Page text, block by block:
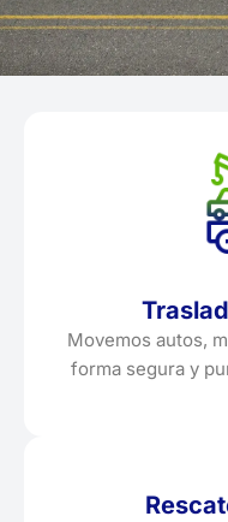
Movemos autos,
forma segura y